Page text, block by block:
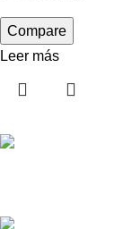
Compare
Leer más